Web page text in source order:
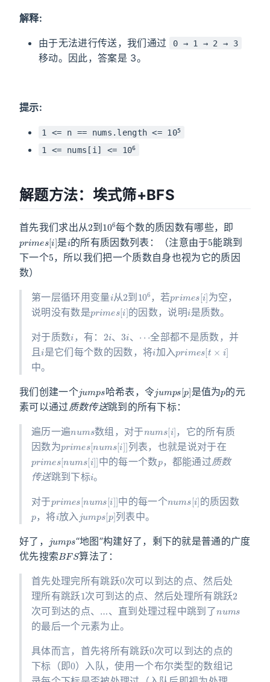
解释:
由于无法进行传送，我们通过 0 → 1 → 2 → 3
移动。因此，答案是 3。
提示:
1 <= n == nums.length <= 105
1 <= nums[i] <= 106
解题方法：埃式筛+BFS
首先我们求出从 到 每个数的质因数有哪些，即
primes[ i]
是
i
的所有质因数列表：（注意由于
5
能跳到
下一个
5
，所以我们把一个质数自身也视为它的质因
数）
第一层循环用变量 从 到 ，若
为空，
说明没有数是
primes[i]
的因数，说明
i
是质数。
对于质数 ，有： 、 、
全部都不是质数，并
且
i
是它们每个数的因数，将
i
加入
primes[t×i
中。
我们创建一个 哈希表，令 是值为 的元
素可以通过质数传送跳到的所有下标：
遍历一遍 数组，对于
，它的所有质
因数为
primes[nums [i]]
列表，也就是说对于在
primes[nums[i]]
中的每一个数
p
，都能通过质数
传送跳到下标
i
。
对于 中的每一个 的质因数
p
，将
i
放入
jumps[p]
列表中。
好了，
“地图”构建好了，剩下的就是普通的广度
优先搜索
BFS
算法了：
首先处理完所有跳跃 次可以到达的点、然后处
理所有跳跃
1
次可到达的点、然后处理所有跳跃
次可到达的点、…、直到处理过程中跳到了
nums
的最后一个元素为止。
具体而言，首先将所有跳跃 次可以到达的点的
下标（即
0
）入队，使用一个布尔类型的数组记